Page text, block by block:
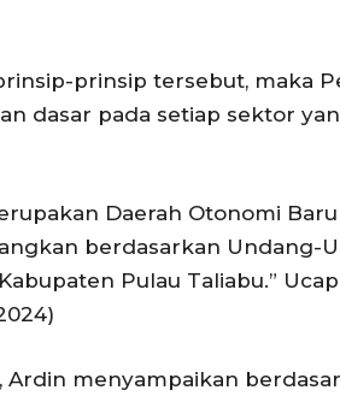
prinsip tersebut, maka
dasar pada setiap sektor
Daerah Otonomi Baru
berdasarkan Undang-
Pulau Taliabu.”
Ardin menyampaikan